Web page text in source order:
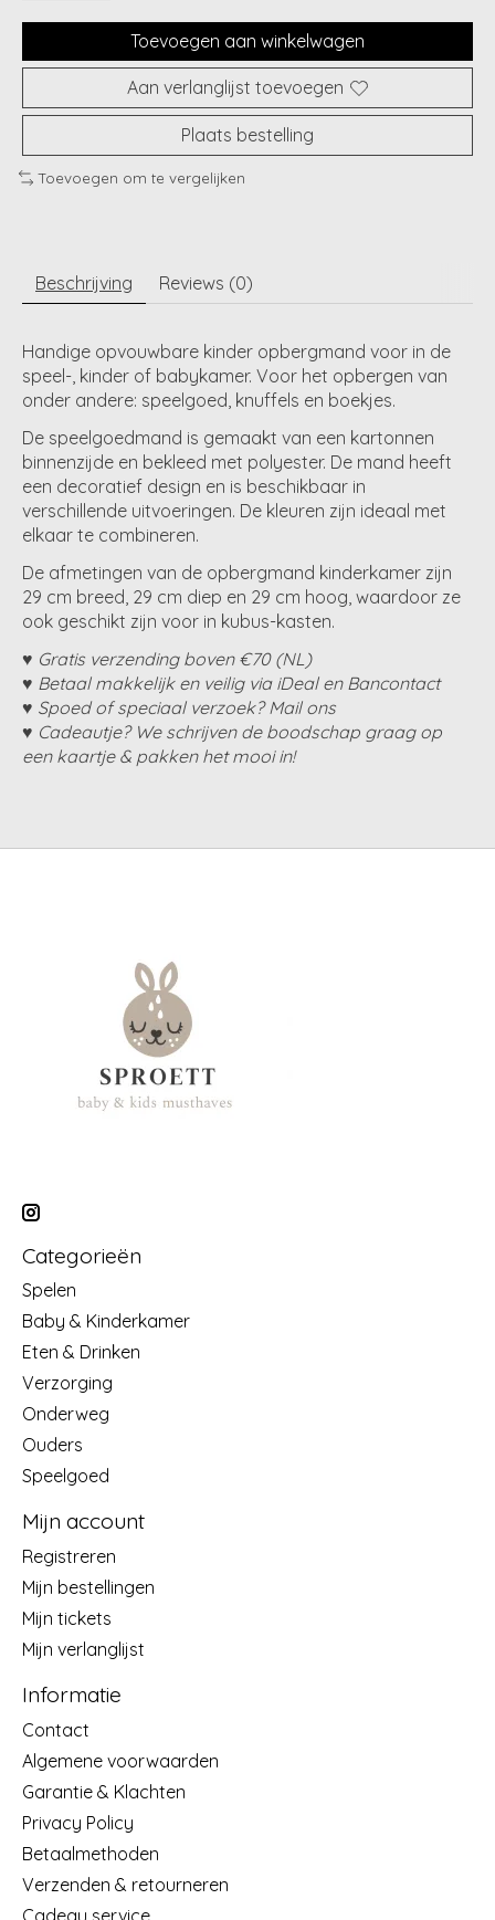
Toevoegen aan winkelwagen
Aan verlanglijst toevoegen
Plaats bestelling
Toevoegen om te vergelijken
Beschrijving Reviews (0)
Handige opvouwbare kinder opbergmand voor in de
speel-, kinder of babykamer. Voor het opbergen van
onder andere: speelgoed, knuffels en boekjes.
De speelgoedmand is gemaakt van een kartonnen
binnenzijde en bekleed met polyester. De mand heeft
een decoratief design en is beschikbaar in
verschillende uitvoeringen. De kleuren zijn ideaal met
elkaar te combineren.
De afmetingen van de opbergmand kinderkamer zijn
29 cm breed, 29 cm diep en 29 cm hoog, waardoor ze
ook geschikt zijn voor in kubus-kasten.
♥ Gratis verzending boven €70 (NL)
♥ Betaal makkelijk en veilig via iDeal en Bancontact
♥ Spoed of speciaal verzoek? Mail ons
♥ Cadeautje? We schrijven de boodschap graag op
een kaartje & pakken het mooi in!
Categorieën
Spelen
Baby & Kinderkamer
Eten & Drinken
Verzorging
Onderweg
Ouders
Speelgoed
Mijn account
Registreren
Mijn bestellingen
Mijn tickets
Mijn verlanglijst
Informatie
Contact
Algemene voorwaarden
Garantie & Klachten
Privacy Policy
Betaalmethoden
Verzenden & retourneren
Cadeau service